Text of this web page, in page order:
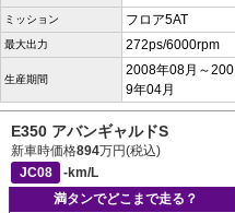
ミッション フロア5AT
最大出力 272ps/6000rpm
生産期間
2008年08月～200
9年04月
E350 アバンギャルドS
新車時価格894万円(税込)
JC08
-km/L
満タンでどこまで走る？